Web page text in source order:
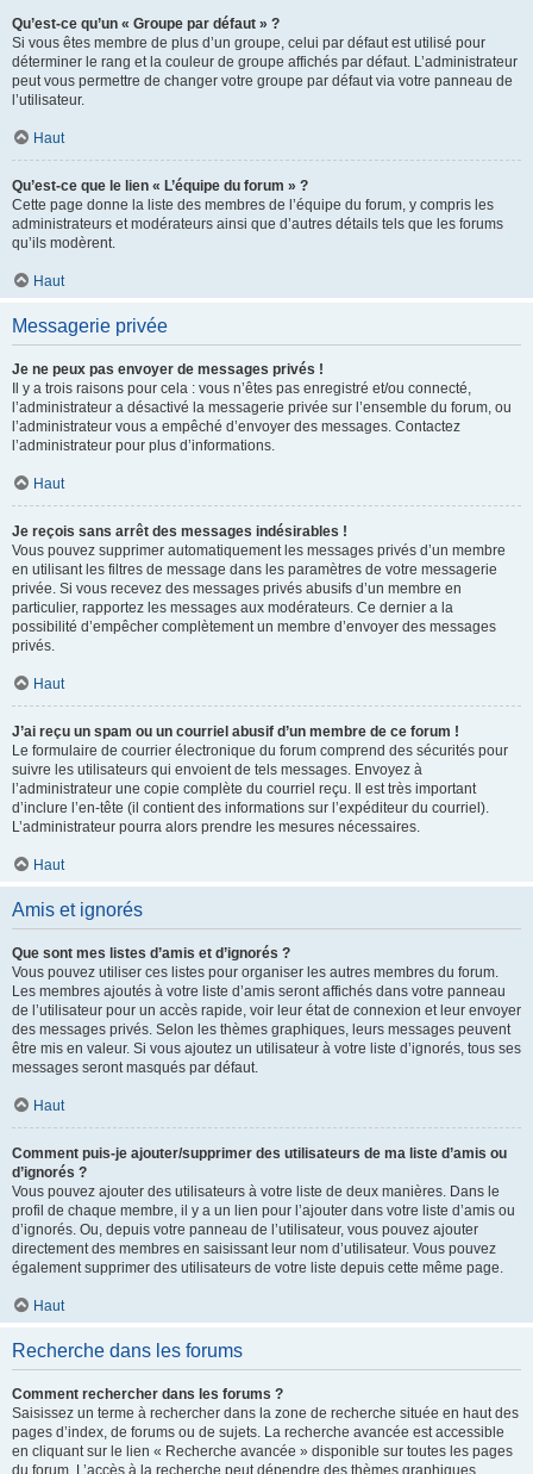
Qu’est-ce qu’un « Groupe par défaut » ?
Si vous êtes membre de plus d’un groupe, celui par défaut est utilisé pour
déterminer le rang et la couleur de groupe affichés par défaut. L’administrateur
peut vous permettre de changer votre groupe par défaut via votre panneau de
l’utilisateur.
Haut
Qu’est-ce que le lien « L’équipe du forum » ?
Cette page donne la liste des membres de l’équipe du forum, y compris les
administrateurs et modérateurs ainsi que d’autres détails tels que les forums
qu’ils modèrent.
Haut
Messagerie privée
Je ne peux pas envoyer de messages privés !
Il y a trois raisons pour cela : vous n’êtes pas enregistré et/ou connecté,
l’administrateur a désactivé la messagerie privée sur l’ensemble du forum, ou
l’administrateur vous a empêché d’envoyer des messages. Contactez
l’administrateur pour plus d’informations.
Haut
Je reçois sans arrêt des messages indésirables !
Vous pouvez supprimer automatiquement les messages privés d’un membre
en utilisant les filtres de message dans les paramètres de votre messagerie
privée. Si vous recevez des messages privés abusifs d’un membre en
particulier, rapportez les messages aux modérateurs. Ce dernier a la
possibilité d’empêcher complètement un membre d’envoyer des messages
privés.
Haut
J’ai reçu un spam ou un courriel abusif d’un membre de ce forum !
Le formulaire de courrier électronique du forum comprend des sécurités pour
suivre les utilisateurs qui envoient de tels messages. Envoyez à
l’administrateur une copie complète du courriel reçu. Il est très important
d’inclure l’en-tête (il contient des informations sur l’expéditeur du courriel).
L’administrateur pourra alors prendre les mesures nécessaires.
Haut
Amis et ignorés
Que sont mes listes d’amis et d’ignorés ?
Vous pouvez utiliser ces listes pour organiser les autres membres du forum.
Les membres ajoutés à votre liste d’amis seront affichés dans votre panneau
de l’utilisateur pour un accès rapide, voir leur état de connexion et leur envoyer
des messages privés. Selon les thèmes graphiques, leurs messages peuvent
être mis en valeur. Si vous ajoutez un utilisateur à votre liste d’ignorés, tous ses
messages seront masqués par défaut.
Haut
Comment puis-je ajouter/supprimer des utilisateurs de ma liste d’amis ou
d’ignorés ?
Vous pouvez ajouter des utilisateurs à votre liste de deux manières. Dans le
profil de chaque membre, il y a un lien pour l’ajouter dans votre liste d’amis ou
d’ignorés. Ou, depuis votre panneau de l’utilisateur, vous pouvez ajouter
directement des membres en saisissant leur nom d’utilisateur. Vous pouvez
également supprimer des utilisateurs de votre liste depuis cette même page.
Haut
Recherche dans les forums
Comment rechercher dans les forums ?
Saisissez un terme à rechercher dans la zone de recherche située en haut des
pages d’index, de forums ou de sujets. La recherche avancée est accessible
en cliquant sur le lien « Recherche avancée » disponible sur toutes les pages
du forum. L’accès à la recherche peut dépendre des thèmes graphiques